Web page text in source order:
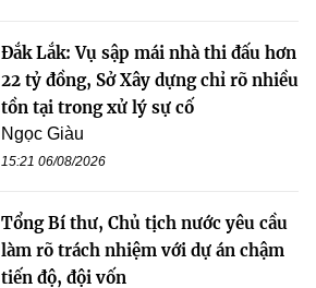
Đắk Lắk: Vụ sập mái nhà thi đấu hơn
22 tỷ đồng, Sở Xây dựng chỉ rõ nhiều
tồn tại trong xử lý sự cố
Ngọc Giàu
15:21 06/08/2026
Tổng Bí thư, Chủ tịch nước yêu cầu
làm rõ trách nhiệm với dự án chậm
tiến độ, đội vốn